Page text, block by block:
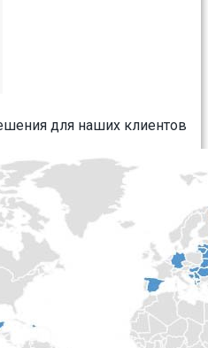
для наших клиентов